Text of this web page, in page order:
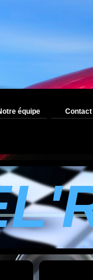
équipe Contact